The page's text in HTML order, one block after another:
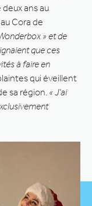
ans au
Cora de
» et de
que ces
à faire en
qui éveillent
sa région. « J’ai